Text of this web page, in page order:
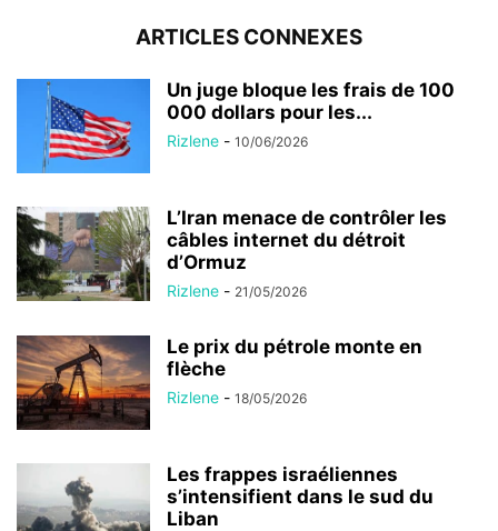
ARTICLES CONNEXES
Un juge bloque les frais de 100
000 dollars pour les...
Rizlene - 10/06/2026
L’Iran menace de contrôler les
câbles internet du détroit
d’Ormuz
Rizlene - 21/05/2026
Le prix du pétrole monte en
flèche
Rizlene - 18/05/2026
Les frappes israéliennes
s’intensifient dans le sud du
Liban